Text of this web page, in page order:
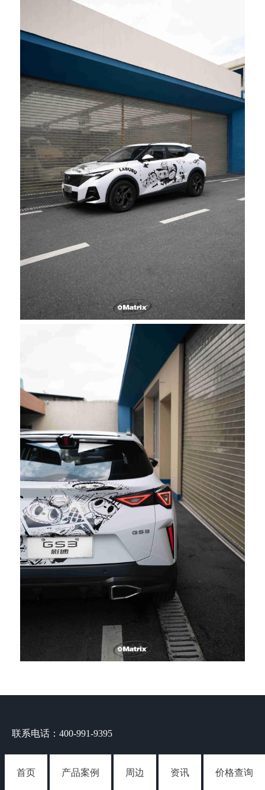
联系电话：400-991-9395
首页 产品案例 周边 资讯 价格查询